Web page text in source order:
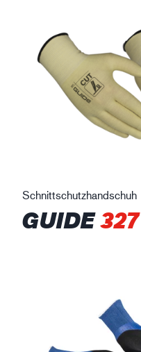
Schnittschutzhandschuh
GUIDE327